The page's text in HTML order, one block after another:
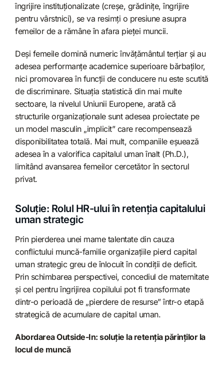
îngrijire instituționalizate (creșe, grădinițe, îngrijire
pentru vârstnici), se va resimți o presiune asupra
femeilor de a rămâne în afara pieței muncii.
Deși femeile domină numeric învățământul terțiar și au
adesea performanțe academice superioare bărbaților,
nici promovarea în funcții de conducere nu este scutită
de discriminare. Situația statistică din mai multe
sectoare, la nivelul Uniunii Europene, arată că
structurile organizaționale sunt adesea proiectate pe
un model masculin „implicit” care recompensează
disponibilitatea totală. Mai mult, companiile eșuează
adesea în a valorifica capitalul uman înalt (Ph.D.),
limitând avansarea femeilor cercetător în sectorul
privat.
Soluție: Rolul HR-ului în retenția capitalului
uman strategic
Prin pierderea unei mame talentate din cauza
conflictului muncă-familie organizațiile pierd capital
uman strategic greu de înlocuit în condiții de deficit.
Prin schimbarea perspectivei, concediul de maternitate
și cel pentru îngrijirea copilului pot fi transformate
dintr-o perioadă de „pierdere de resurse” într-o etapă
strategică de acumulare de capital uman.
Abordarea Outside-In: soluție la retenția părinților la
locul de muncă